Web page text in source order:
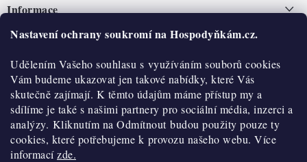
Nastavení ochrany soukromí na Hospodyňkám.cz.
Udělením Vašeho souhlasu s využíváním souborů cookies
Vám budeme ukazovat jen takové nabídky, které Vás
skutečně zajímají. K těmto údajům máme přístup my a
sdílíme je také s našimi partnery pro sociální média, inzerci a
analýzy. Kliknutím na Odmítnout budou použity pouze ty
cookies, které potřebujeme k provozu našeho webu. Více
informacízde.
pInformace
Nepřevzetí zásilky na dobírku
Obchodní podmínky
Hodnocení obchodu
Blog
Moje objednávka
O nás
Historie
Kontakty
O nákupu
Reklamace a vratky
Výdejní místa